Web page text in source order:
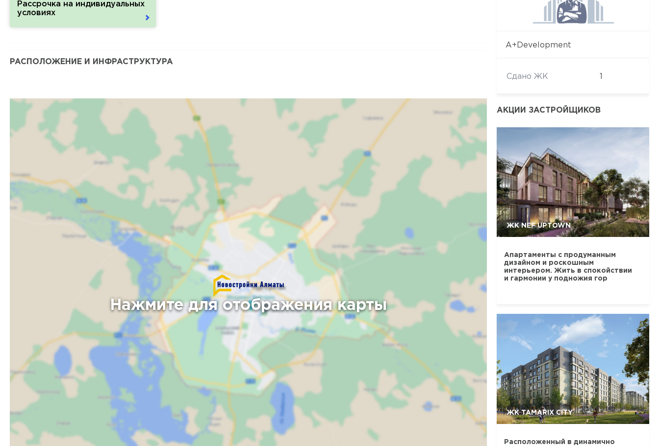
Рассрочка на индивидуальных
условиях
РАСПОЛОЖЕНИЕ И ИНФРАСТРУКТУРА
Нажмите для отображения карты
A+Development
Сдано ЖК
АКЦИИ ЗАСТРОЙЩИКОВ
ЖК NEF UPTOWN
Апартаменты с продуманным
дизайном и роскошным
интерьером. Жить в спокойствии
и гармонии у подножия гор
ЖК TAMARIX CITY
Расположенный в динамично